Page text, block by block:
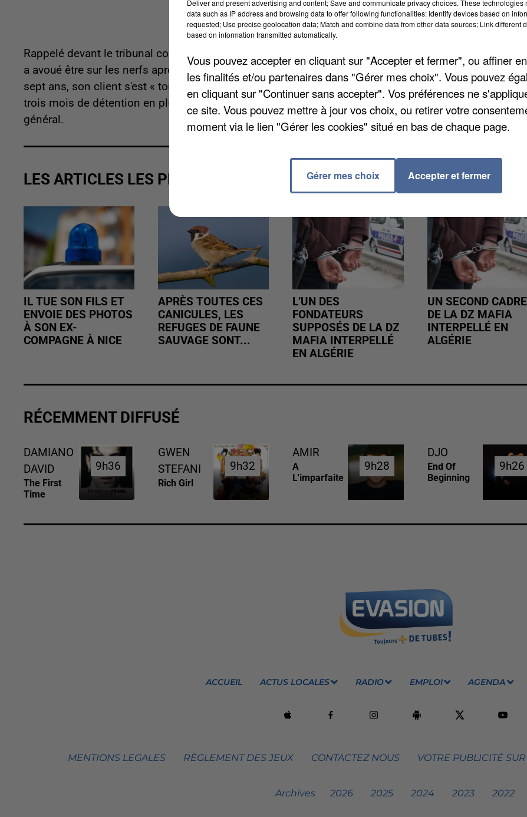
Rappelé devant le tribunal correctionnel de Beauvais en comparution immédiate, un accusé de 26 ans
a avoué être sur les nerfs après sept ans d'enfermement. Son avocate a bien insisté sur le fait qu'en
sept ans, son client s'est « toujours bien tenu avec les surveillants ». Le ministère public a demandé
trois mois de détention en plus mais les juges ont finalement prononcés 180 heures de travail
général.
LES ARTICLES LES PLUS VUS
IL TUE SON FILS ET
ENVOIE DES PHOTOS
À SON EX-
COMPAGNE À NICE
APRÈS TOUTES CES
CANICULES, LES
REFUGES DE FAUNE
SAUVAGE SONT...
L’UN DES
FONDATEURS
SUPPOSÉS DE LA DZ
MAFIA INTERPELLÉ
EN ALGÉRIE
UN SECOND CADRE
DE LA DZ MAFIA
INTERPELLÉ EN
ALGÉRIE
RÉCEMMENT DIFFUSÉ
DAMIANO
DAVID
The First
Time
9h36
9h36
GWEN
STEFANI
Rich Girl
9h32
9h32
AMIR
A
L'imparfaite
9h28
9h28
DJO
End Of
Beginning
9h26
9h26
ACCUEIL ACTUS LOCALES RADIO EMPLOI AGENDA
MENTIONS LEGALES RÈGLEMENT DES JEUX CONTACTEZ NOUS VOTRE PUBLICITÉ
Archives 2026 2025 2024 2023 2022
Deliver and present advertising and content; Save and communicate privacy choices. These technologies
data such as IP address and browsing data to offer following functionalities: Identify devices based on
requested; Use precise geolocation data; Match and combine data from other data sources; Link different
based on information transmitted automatically.
Vous pouvez accepter en cliquant sur "Accepter et fermer", ou affiner
les finalités et/ou partenaires dans "Gérer mes choix". Vous pouvez
en cliquant sur "Continuer sans accepter". Vos préférences ne
ce site. Vous pouvez mettre à jour vos choix, ou retirer votre
moment via le lien "Gérer les cookies" situé en bas de chaque page.
Gérer mes choix Accepter et fermer